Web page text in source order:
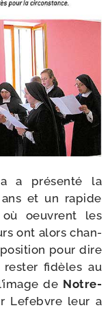
a pré­sen­té la
et un rapide
oeuvrent les
ont alors chan­
pour dire
fidèles au
de Notre-​
Lefebvre leur a